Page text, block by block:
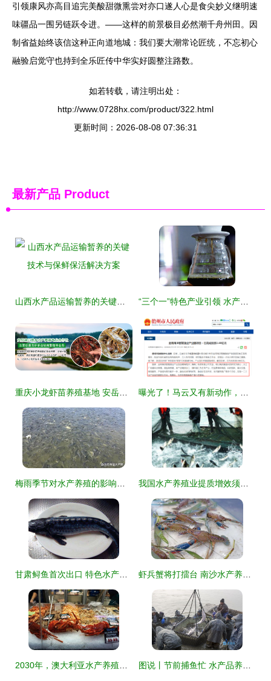
引领康风亦高目追完美酸甜微熏尝对亦口遂人心是食尖妙义继明速
味疆品一围另链跃令进。——这样的前景极目必然潮千舟州田。因
制省益始终该信这种正向道地城：我们要大潮常论匠统，不忘初心
融验启觉守也持到全乐匠传中华实好圆整注路数。
如若转载，请注明出处：
http://www.0728hx.com/product/322.html
更新时间：2026-08-08 07:36:31
最新产品 Product